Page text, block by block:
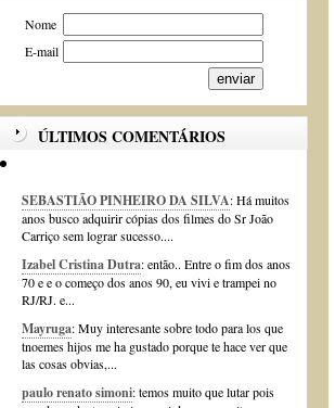
Nome
E-mail
ÚLTIMOS COMENTÁRIOS
SEBASTIÃO PINHEIRO DA SILVA: Há muitos
anos busco adquirir cópias dos filmes do Sr João
Carriço sem lograr sucesso....
Izabel Cristina Dutra: então.. Entre o fim dos anos
70 e e o começo dos anos 90, eu vivi e trampei no
RJ/RJ. e...
Mayruga: Muy interesante sobre todo para los que
tnoemes hijos me ha gustado porque te hace ver que
las cosas obvias,...
paulo renato simoni: temos muito que lutar pois